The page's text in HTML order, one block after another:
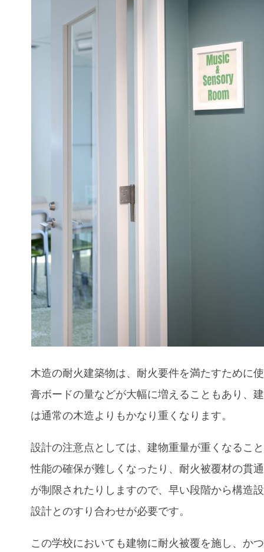
木造の耐火建築物は、耐火要件を満たすために
膏ボードの量などが大幅に増えることもあり、
は通常の木造よりもかなり重くなります。
設計の注意点としては、建物重量が重くなるこ
性能の確保が難しくなったり、耐火被覆材の貫
が制限されたりしますので、早い段階から構造
設計とのすり合わせが必要です。
この学校においても建物に耐火被覆を​​施し、か